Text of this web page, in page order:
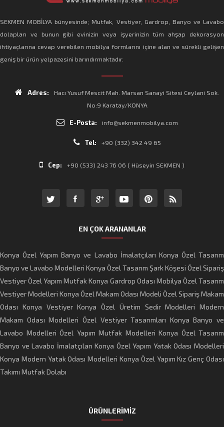
SEKMEN MOBİLYA bünyesinde; Mutfak, Vestiyer, Gardrop, Banyo ve Lavabo
dolapları ve bunun gibi evinizin veya işyerinizin tüm ahşap dekorasyon
ihtiyaçlarına cevap verebilen mobilya formlarını içine alan ve sürekli gelişen
geniş bir ürün yelpazesini barındırmaktadır.
Adres:
Hacı Yusuf Mescit Mah. Marsan Sanayi Sitesi Ceylani Sok.
No:9 Karatay/KONYA
E-Posta: info@sekmenmobilya.com
Tel: +90 (332) 342 49 65
Cep: +90 (533) 243 76 06 ( Hüseyin SEKMEN )
EN ÇOK ARANANLAR
Konya Özel Yapım Banyo ve Lavabo İmalatçıları Konya Özel Tasarım
Banyo ve Lavabo Modelleri Konya Özel Tasarım Şark Köşesi Özel Sipariş
VestiyerÖzel Yapım Mutfak Konya Gardrop Odası Mobilya Özel Tasarım
Vestiyer Modelleri Konya Özel Makam Odası Modeli Özel Sipariş Makam
Odası Konya Vestiyer Konya Özel Üretim Sedir Modelleri Modern
Makam Odası Modelleri Özel Vestiyer Tasarımları Konya Banyo ve
Lavabo Modelleri Özel Yapım Mutfak Modelleri Konya Özel Tasarım
Banyo ve Lavabo İmalatçıları Konya Özel Yapım Yatak Odası Modelleri
Konya Modern Yatak Odası Modelleri Konya Özel Yapım Kız Genç Odası
Takımı Mutfak Dolabı
ÜRÜNLERİMİZ